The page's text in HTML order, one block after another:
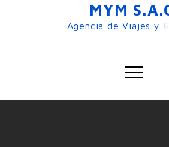
MYM
Agencia de Viajes y